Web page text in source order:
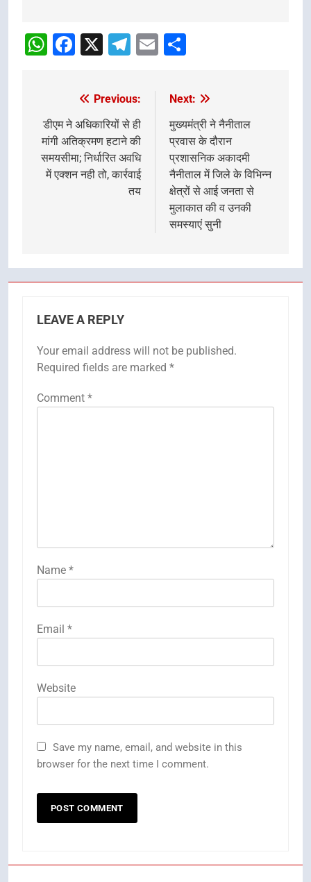
navigation
WhatsApp
Facebook
X Telegram
Email
navigation
Previous:
डीएम ने अधिकारियों से ही
मांगी अतिक्रमण हटाने की
समयसीमा; निर्धारित अवधि
में एक्शन नही तो, कार्रवाई
तय
Next:
मुख्यमंत्री ने नैनीताल
प्रवास के दौरान
प्रशासनिक अकादमी
नैनीताल में जिले के विभिन्न
क्षेत्रों से आई जनता से
मुलाकात की व उनकी
समस्याएं सुनी
LEAVE A REPLY
Your email address will not be published.
Required fields are marked *
Comment *
Name *
Email *
Website
Save my name, email, and website in this
browser for the next time I comment.